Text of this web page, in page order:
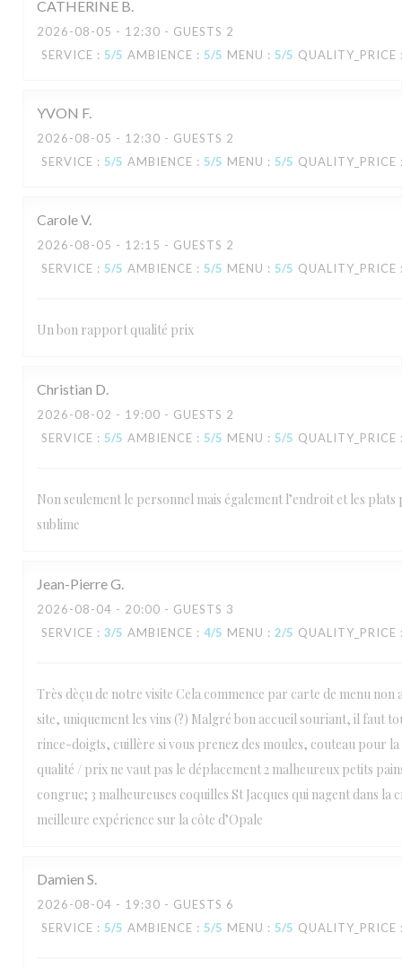
CATHERINE B
2026-08-05 - 12:30 - GUESTS 2
SERVICE : 5/5 AMBIENCE : 5/5 MENU : 5/5 QUALITY_PRICE
YVON F
2026-08-05 - 12:30 - GUESTS 2
SERVICE : 5/5 AMBIENCE : 5/5 MENU : 5/5 QUALITY_PRICE
CaroleV
2026-08-05 - 12:15 - GUESTS 2
SERVICE : 5/5 AMBIENCE : 5/5 MENU : 5/5 QUALITY_PRICE
Un bon rapport qualité prix
Christian D
2026-08-02 - 19:00 - GUESTS 2
SERVICE : 5/5 AMBIENCE : 5/5 MENU : 5/5 QUALITY_PRICE
Non seulement le personnel mais également l’endroit et les
sublime
Jean-PierreG
2026-08-04 - 20:00 - GUESTS 3
SERVICE : 3/5 AMBIENCE : 4/5 MENU : 2/5 QUALITY_PRICE
Très dèçu de notre visite Cela commence par carte de menu non
site, uniquement les vins (?) Malgré bon accueil souriant, il faut
rince-doigts, cuillère si vous prenez des moules, couteau pour
qualité / prix ne vaut pas le déplacement 2 malheureux petits
congrue; 3 malheureuses coquilles St Jacques qui nagent dans la
meilleure expérience sur la côte d’Opale
Damien S
2026-08-04 - 19:30 - GUESTS 6
SERVICE : 5/5 AMBIENCE : 5/5 MENU : 5/5 QUALITY_PRICE